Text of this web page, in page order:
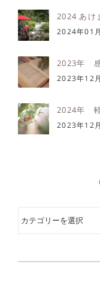
2024 あけ
2024年01
2023年
2023年12
2024年 軽
2023年12
Category